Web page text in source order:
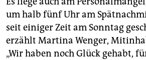
um halb fünf Uhr am
seit einiger Zeit am Sonntag
erzählt Martina Wenger,
„Wir haben noch Glück gehabt,